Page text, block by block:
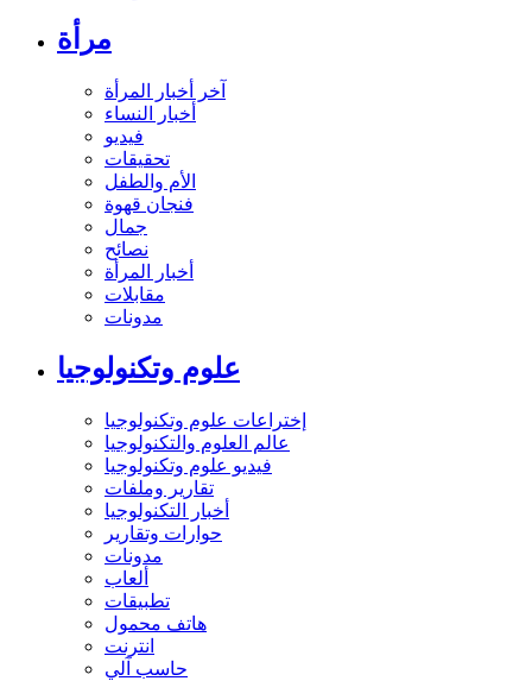
مرأة
آخر أخبار المرأة
أخبار النساء
فيديو
تحقيقات
الأم والطفل
فنجان قهوة
جمال
نصائح
أخبار المرأة
مقابلات
مدونات
علوم وتكنولوجيا
إختراعات علوم وتكنولوجيا
عالم العلوم والتكنولوجيا
فيديو علوم وتكنولوجيا
تقارير وملفات
أخبار التكنولوجيا
حوارات وتقارير
مدونات
ألعاب
تطبيقات
هاتف محمول
انترنت
حاسب آلي